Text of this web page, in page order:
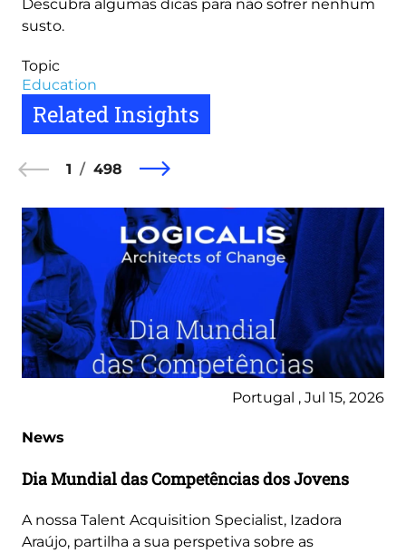
Descubra algumas dicas para não sofrer nenhum
susto.
Topic
Education
Related Insights
1 498
Portugal , Jul 15, 2026
News
Dia Mundial das Competências dos Jovens
A nossa Talent Acquisition Specialist, Izadora
Araújo, partilha a sua perspetiva sobre as